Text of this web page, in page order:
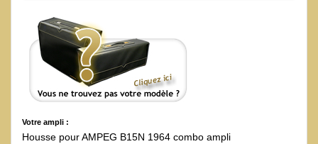
Votre ampli :
Housse pour AMPEG B15N 1964 combo ampli